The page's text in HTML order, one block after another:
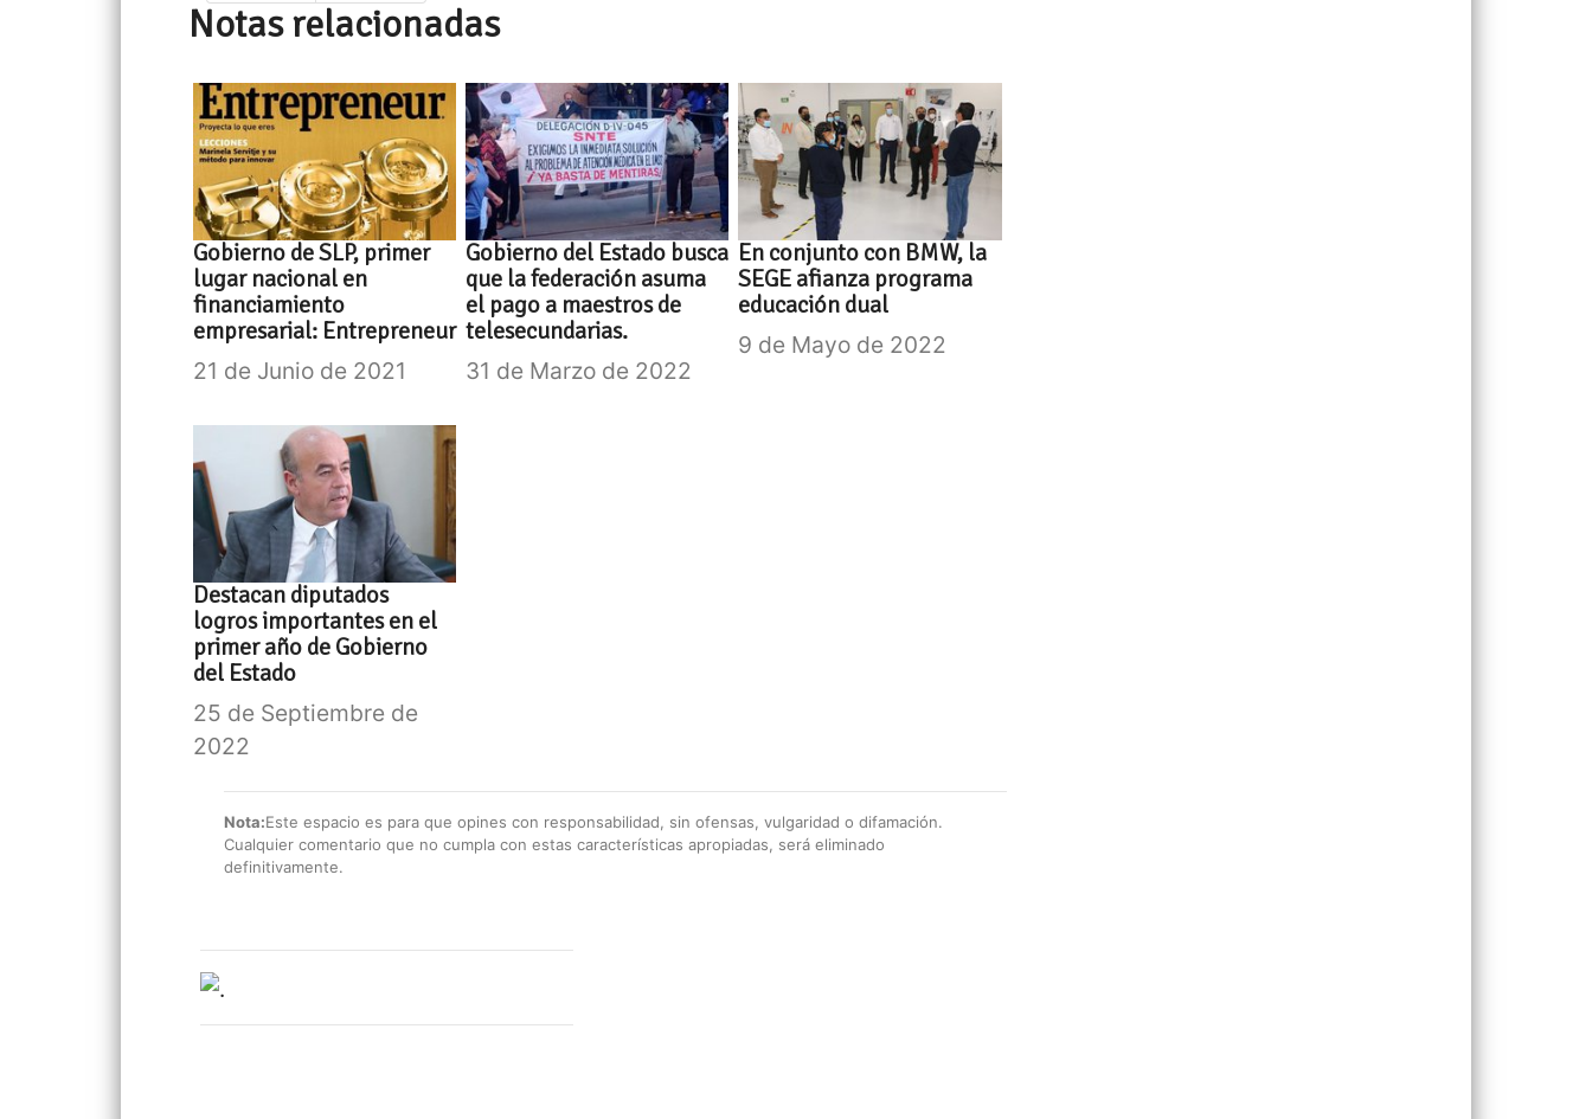
Notas relacionadas
Gobierno de SLP, primer
lugar nacional en
financiamiento
empresarial: Entrepreneur
21 de Junio de 2021
Gobierno del Estado busca
que la federación asuma
el pago a maestros de
telesecundarias.
31 de Marzo de 2022
En conjunto con BMW, la
SEGE afianza programa
educación dual
9 de Mayo de 2022
Destacan diputados
logros importantes en el
primer año de Gobierno
del Estado
25 de Septiembre de
2022
Nota:Este espacio es para que opines con responsabilidad, sin ofensas, vulgaridad o difamación.
Cualquier comentario que no cumpla con estas características apropiadas, será eliminado
definitivamente.